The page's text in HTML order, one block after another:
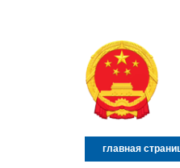
главная